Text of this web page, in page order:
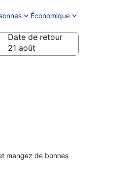
Économique
Date de retour
21 août
mangez de bonnes